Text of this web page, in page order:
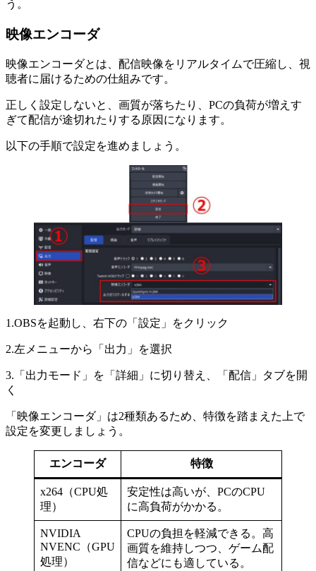
う。
映像エンコーダ
映像エンコーダとは、配信映像をリアルタイムで圧縮し、視
聴者に届けるための仕組みです。
正しく設定しないと、画質が落ちたり、PCの負荷が増えす
ぎて配信が途切れたりする原因になります。
以下の手順で設定を進めましょう。
1.OBSを起動し、右下の「設定」をクリック
2.左メニューから「出力」を選択
3.「出力モード」を「詳細」に切り替え、「配信」タブを開
く
「映像エンコーダ」は2種類あるため、特徴を踏まえた上で
設定を変更しましょう。
エンコーダ 特徴
x264（CPU処
理）
安定性は高いが、PCのCPU
に高負荷がかかる。
NVIDIA
NVENC（GPU
処理）
CPUの負担を軽減できる。高
画質を維持しつつ、ゲーム配
信などにも適している。